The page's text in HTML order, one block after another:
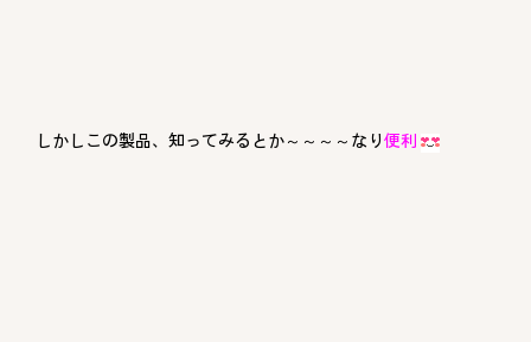
しかしこの製品、知ってみるとか～～～～なり便利